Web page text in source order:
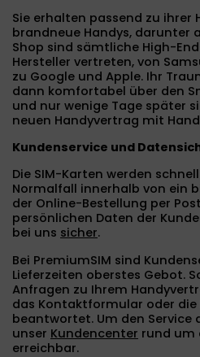
Sie erhalten passend zu ihrer
brandneue Handys, darunter
Shop sind sämtliche High-
Hersteller vertreten, von
zu Google und Apple. Ihr
dann komfortabel über den
und nur wenige Tage später
neuen Handyvertrag mit
Kundenservice und
Die SIM-Karten werden
Normalfall innerhalb von ein
der Online-Bestellung per
persönlichen Daten der
bei uns sicher.
Bei PremiumSIM sind
Lieferzeiten oberstes Gebot.
Anfragen zu Ihrem
das Kontaktformular oder die
beantwortet. Um den Service
unser Kundencenter rund um
erreichbar.